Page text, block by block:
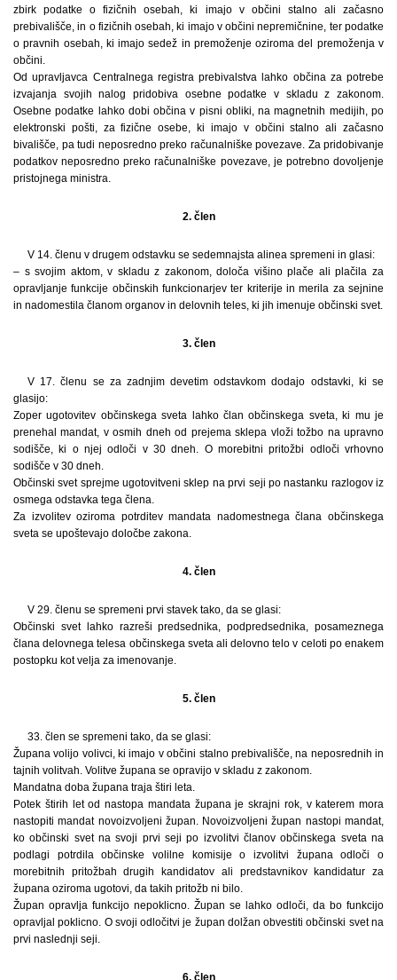
zbirk podatke o fizičnih osebah, ki imajo v občini stalno ali začasno
prebivališče, in o fizičnih osebah, ki imajo v občini nepremičnine, ter podatke
o pravnih osebah, ki imajo sedež in premoženje oziroma del premoženja v
občini.
Od upravljavca Centralnega registra prebivalstva lahko občina za potrebe
izvajanja svojih nalog pridobiva osebne podatke v skladu z zakonom.
Osebne podatke lahko dobi občina v pisni obliki, na magnetnih medijih, po
elektronski pošti, za fizične osebe, ki imajo v občini stalno ali začasno
bivališče, pa tudi neposredno preko računalniške povezave. Za pridobivanje
podatkov neposredno preko računalniške povezave, je potrebno dovoljenje
pristojnega ministra.
2. člen
V 14. členu v drugem odstavku se sedemnajsta alinea spremeni in glasi:
– s svojim aktom, v skladu z zakonom, določa višino plače ali plačila za
opravljanje funkcije občinskih funkcionarjev ter kriterije in merila za sejnine
in nadomestila članom organov in delovnih teles, ki jih imenuje občinski svet.
3. člen
V 17. členu se za zadnjim devetim odstavkom dodajo odstavki, ki se
glasijo:
Zoper ugotovitev občinskega sveta lahko član občinskega sveta, ki mu je
prenehal mandat, v osmih dneh od prejema sklepa vloži tožbo na upravno
sodišče, ki o njej odloči v 30 dneh. O morebitni pritožbi odloči vrhovno
sodišče v 30 dneh.
Občinski svet sprejme ugotovitveni sklep na prvi seji po nastanku razlogov iz
osmega odstavka tega člena.
Za izvolitev oziroma potrditev mandata nadomestnega člana občinskega
sveta se upoštevajo določbe zakona.
4. člen
V 29. členu se spremeni prvi stavek tako, da se glasi:
Občinski svet lahko razreši predsednika, podpredsednika, posameznega
člana delovnega telesa občinskega sveta ali delovno telo v celoti po enakem
postopku kot velja za imenovanje.
5. člen
33. člen se spremeni tako, da se glasi:
Župana volijo volivci, ki imajo v občini stalno prebivališče, na neposrednih in
tajnih volitvah. Volitve župana se opravijo v skladu z zakonom.
Mandatna doba župana traja štiri leta.
Potek štirih let od nastopa mandata župana je skrajni rok, v katerem mora
nastopiti mandat novoizvoljeni župan. Novoizvoljeni župan nastopi mandat,
ko občinski svet na svoji prvi seji po izvolitvi članov občinskega sveta na
podlagi potrdila občinske volilne komisije o izvolitvi župana odloči o
morebitnih pritožbah drugih kandidatov ali predstavnikov kandidatur za
župana oziroma ugotovi, da takih pritožb ni bilo.
Župan opravlja funkcijo nepoklicno. Župan se lahko odloči, da bo funkcijo
opravljal poklicno. O svoji odločitvi je župan dolžan obvestiti občinski svet na
prvi naslednji seji.
6. člen